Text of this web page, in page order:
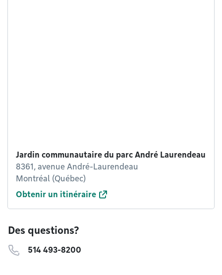
Jardin communautaire du parc André Laurendeau
8361, avenue André-Laurendeau
Montréal (Québec)
Obtenir un itinéraire
Des questions?
514 493-8200